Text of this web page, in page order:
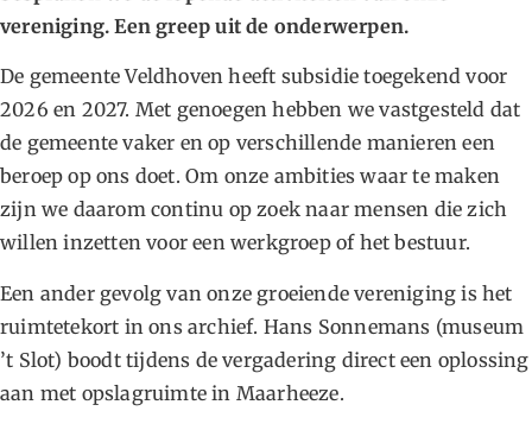
vereniging. Een greep uit de onderwerpen.
De gemeente Veldhoven heeft subsidie toegekend voor
2026 en 2027. Met genoegen hebben we vastgesteld dat
de gemeente vaker en op verschillende manieren een
beroep op ons doet. Om onze ambities waar te maken
zijn we daarom continu op zoek naar mensen die zich
willen inzetten voor een werkgroep of het bestuur.
Een ander gevolg van onze groeiende vereniging is het
ruimtetekort in ons archief. Hans Sonnemans (museum
’t Slot) boodt tijdens de vergadering direct een oplossing
aan met opslagruimte in Maarheeze.